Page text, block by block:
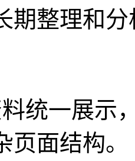
期整理和
统一展示
面结构。